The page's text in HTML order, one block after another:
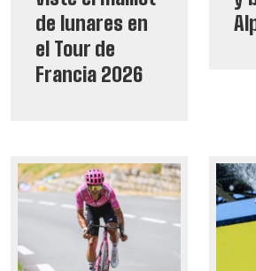
de lunares en
el Tour de
Francia 2026